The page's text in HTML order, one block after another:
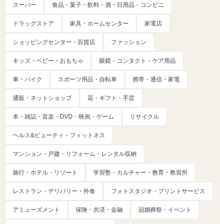
スーパー 食品・菓子・飲料・酒・日用品・コンビニ
ドラッグストア 家具・ホームセンター 家電店
ショッピングセンター・百貨店 ファッション
キッズ・ベビー・おもちゃ 眼鏡・コンタクト・ケア用品
車・バイク スポーツ用品・自転車 携帯・通信・家電
通販・ネットショップ 花・ギフト・手芸
本・雑誌・音楽・DVD・映画・ゲーム リサイクル
ヘルス&ビューティ・フィットネス
マンション・戸建・リフォーム・レンタル収納
旅行・ホテル・リゾート 学習塾・カルチャー・教育・教習所
レストラン・デリバリー・外食 フォトスタジオ・プリントサービス
アミューズメント 保険・共済・金融 冠婚葬祭・イベント